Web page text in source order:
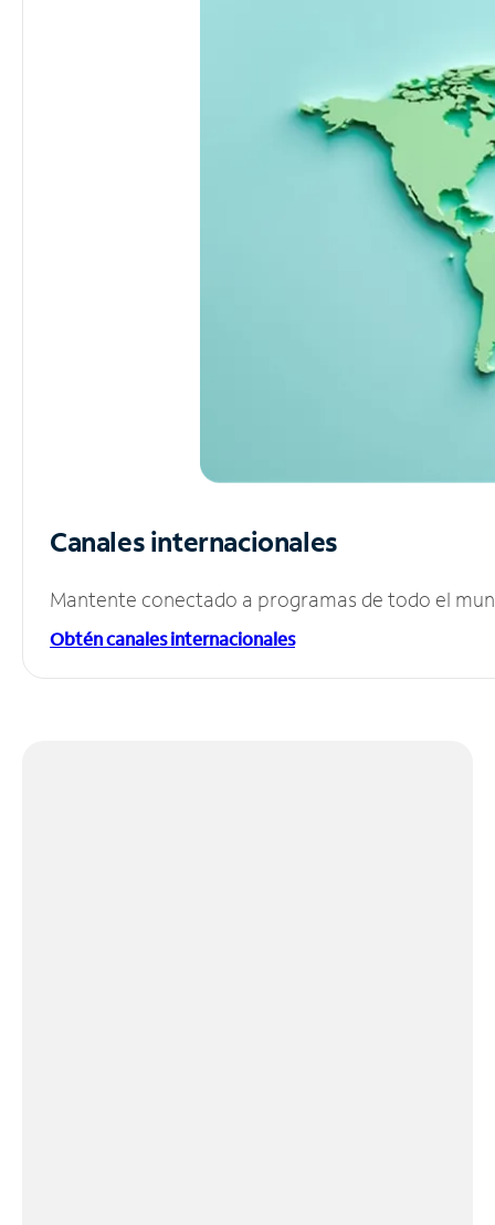
Canales internacionales
Mantente conectado a programas de todo el
Obtén canales internacionales